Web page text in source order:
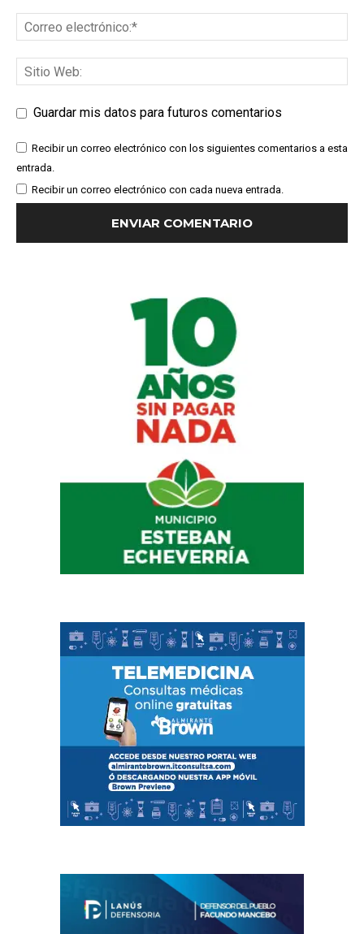
Guardar mis datos para futuros comentarios
Recibir un correo electrónico con los siguientes comentarios a esta
entrada.
Recibir un correo electrónico con cada nueva entrada.